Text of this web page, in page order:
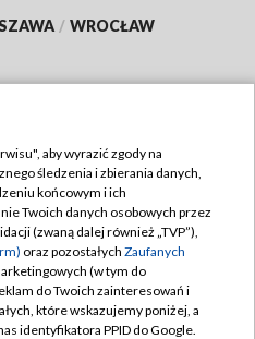
/ WROCŁAW
TVP
TVP
prywatności
zgody
Pomoc
aby wyrazić zgody na
śledzenia i zbierania danych,
końcowym i ich
Twoich danych osobowych przez
(zwaną dalej również „TVP”),
oraz pozostałych Zaufanych
(w tym do
do Twoich zainteresowań i
które wskazujemy poniżej, a
identyfikatora PPID do Google.